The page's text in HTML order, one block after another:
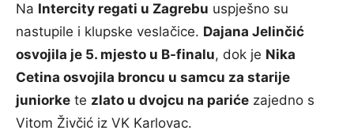
Na Intercity regati u Zagrebu uspješno su
nastupile i klupske veslačice. Dajana Jelinčić
osvojila je 5. mjesto u B-finalu, dok je Nika
Cetina osvojila broncu u samcu za starije
juniorke te zlato u dvojcu na pariće zajedno s
Vitom Živčić iz VK Karlovac.